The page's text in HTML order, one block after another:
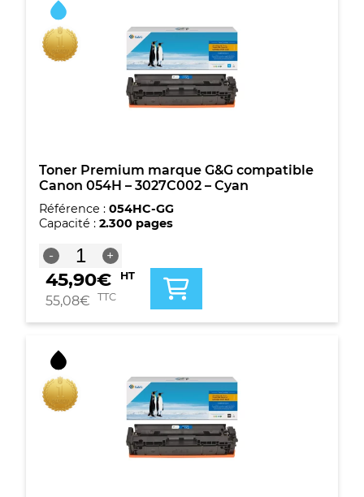
Canon
054H
-
3025C002
Toner Premium marque G&G compatible
Canon 054H – 3027C002 – Cyan
Référence : 054HC-GG
Capacité : 2.300 pages
-
quantité
de
Toner
Premium
G&G
Canon
054H
-
3027C002
+
45,90€ HT
55,08€ TTC